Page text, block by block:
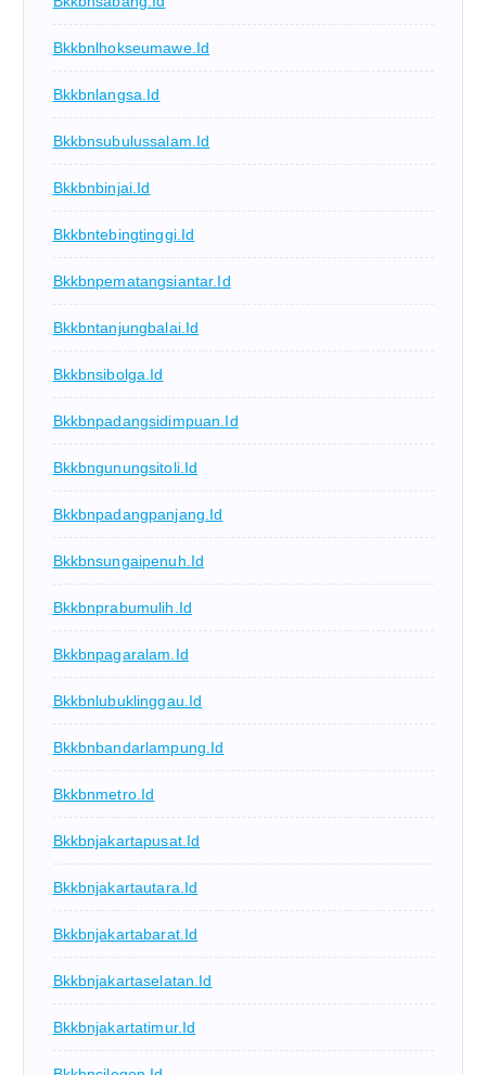
Bkkbnlhokseumawe.id
Bkkbnlangsa.id
Bkkbnsubulussalam.id
Bkkbnbinjai.id
Bkkbntebingtinggi.id
Bkkbnpematangsiantar.id
Bkkbntanjungbalai.id
Bkkbnsibolga.id
Bkkbnpadangsidimpuan.id
Bkkbngunungsitoli.id
Bkkbnpadangpanjang.id
Bkkbnsungaipenuh.id
Bkkbnprabumulih.id
Bkkbnpagaralam.id
Bkkbnlubuklinggau.id
Bkkbnbandarlampung.id
Bkkbnmetro.id
Bkkbnjakartapusat.id
Bkkbnjakartautara.id
Bkkbnjakartabarat.id
Bkkbnjakartaselatan.id
Bkkbnjakartatimur.id